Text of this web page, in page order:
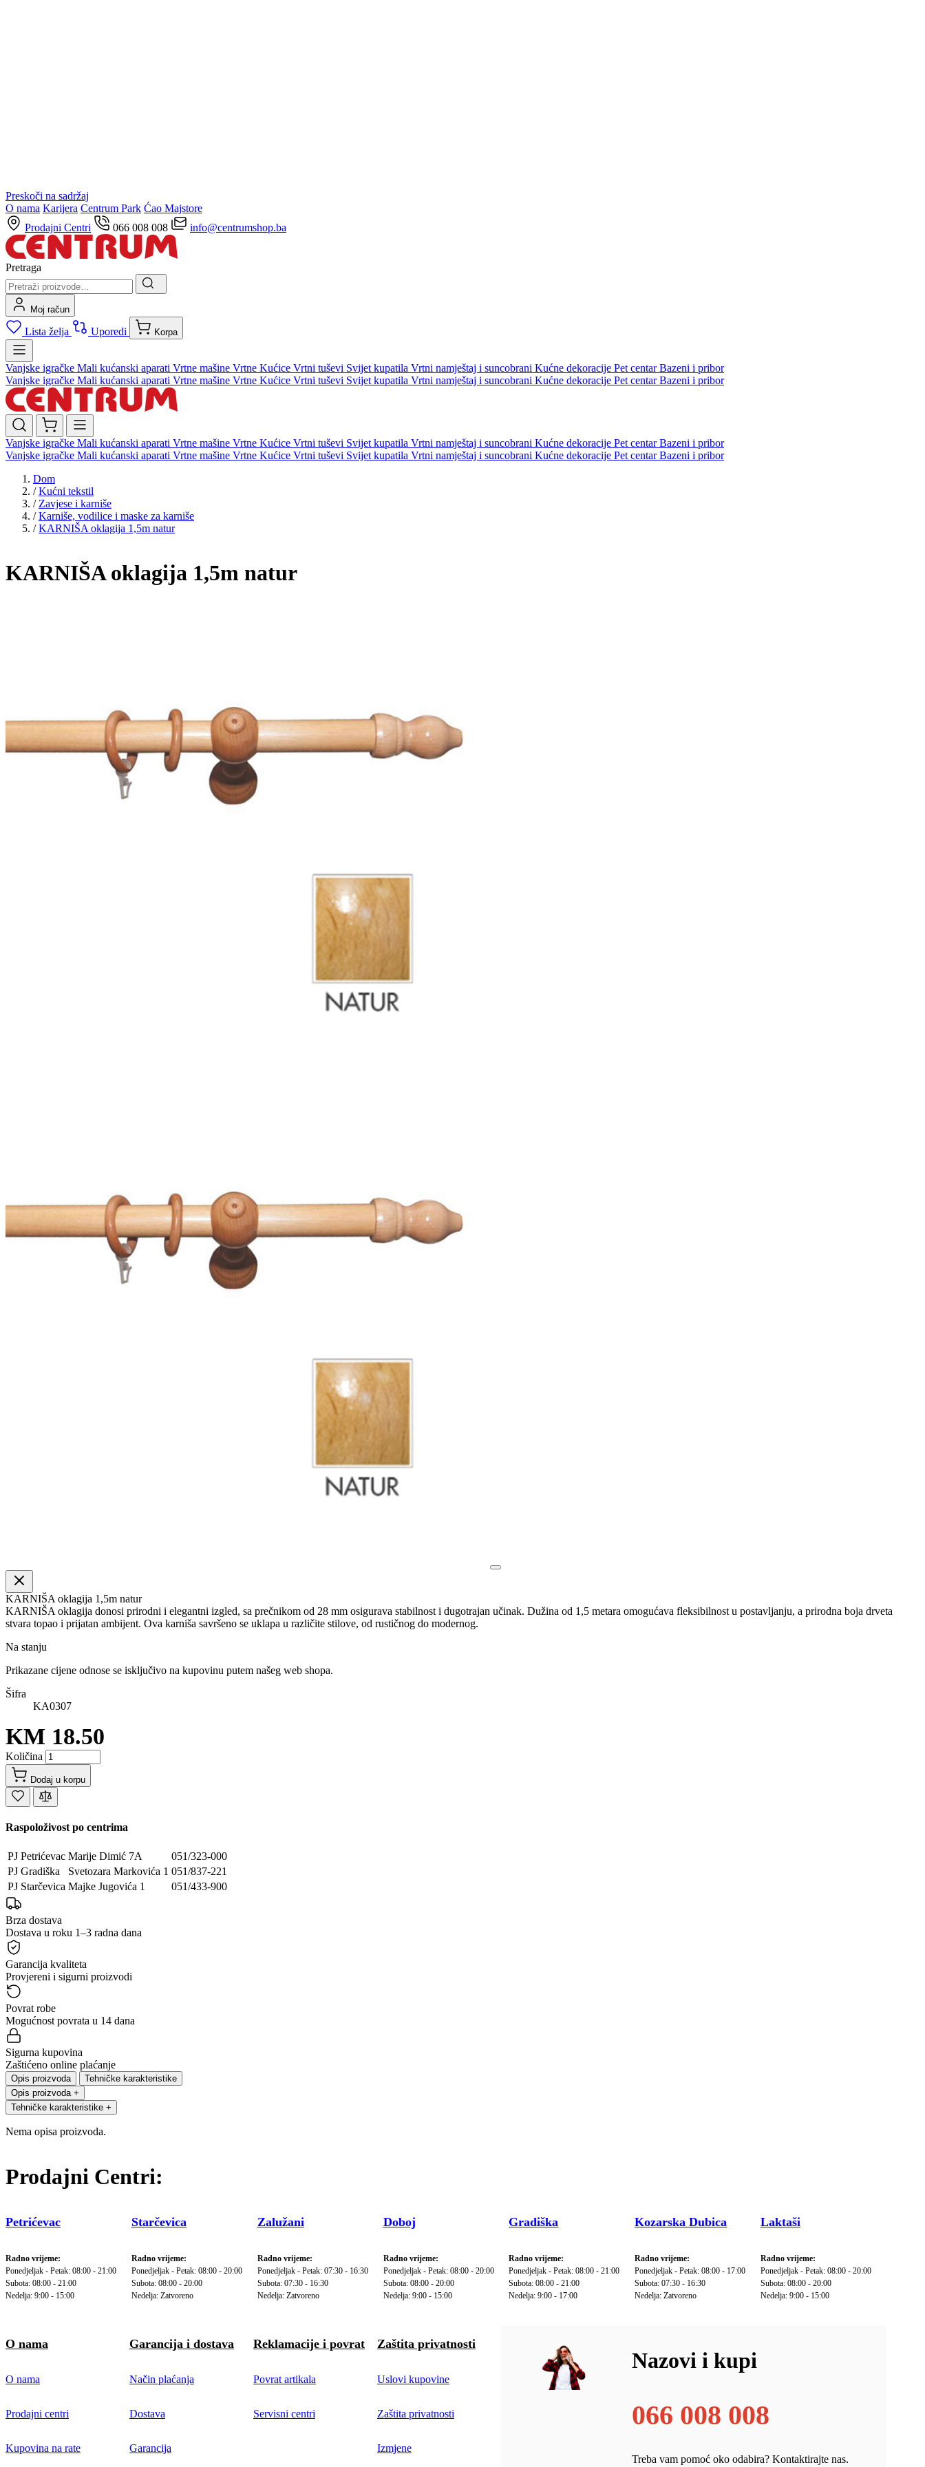
Preskoči na sadržaj
O nama Karijera Centrum Park Ćao Majstore
Prodajni Centri
066 008 008 info@centrumshop.ba
Pretraga
Moj račun
Lista želja Uporedi Korpa
Vanjske igračke Mali kućanski aparati Vrtne mašine Vrtne Kućice Vrtni tuševi Svijet kupatila Vrtni namještaj i suncobrani Kućne dekoracije Pet centarBazeni i pribor
Vanjske igračke Mali kućanski aparati Vrtne mašine Vrtne Kućice Vrtni tuševi Svijet kupatila Vrtni namještaj i suncobrani Kućne dekoracije Pet centarBazeni i pribor
Vanjske igračke Mali kućanski aparati Vrtne mašine Vrtne Kućice Vrtni tuševi Svijet kupatila Vrtni namještaj i suncobrani Kućne dekoracije Pet centarBazeni i pribor
Vanjske igračke Mali kućanski aparati Vrtne mašine Vrtne Kućice Vrtni tuševi Svijet kupatila Vrtni namještaj i suncobrani Kućne dekoracije Pet centarBazeni i pribor
Dom
/ Kućni tekstil
/ Zavjese i karniše
/ Karniše, vodilice i maske za karniše
/ KARNIŠA oklagija 1,5m natur
KARNIŠA oklagija 1,5m natur
KARNIŠA oklagija 1,5m natur
KARNIŠA oklagija donosi prirodni i elegantni izgled, sa prečnikom od 28 mm osigurava stabilnost i dugotrajan učinak. Dužina od 1,5 metara omogućava fleksibilnost u postavljanju, a prirodna boja drveta
stvara topao i prijatan ambijent. Ova karniša savršeno se uklapa u različite stilove, od rustičnog do modernog.
Na stanju
Prikazane cijene odnose se isključivo na kupovinu putem našeg web shopa.
Šifra
KA0307
KM 18.50
Količina
Dodaj u korpu
Raspoloživost po centrima
PJ Petrićevac Marije Dimić 7A
051/323-000
PJ Gradiška
Svetozara Markovića 1 051/837-221
PJ Starčevica Majke Jugovića 1 051/433-900
Brza dostava
Dostava u roku 1–3 radna dana
Garancija kvaliteta
Provjereni i sigurni proizvodi
Povrat robe
Mogućnost povrata u 14 dana
Sigurna kupovina
Zaštićeno online plaćanje
Opis proizvoda
Tehničke karakteristike
Opis proizvoda +
Tehničke karakteristike +
Nema opisa proizvoda.
Prodajni Centri:
Petrićevac
Radno vrijeme:
Ponedjeljak - Petak: 08:00 - 21:00
Subota: 08:00 - 21:00
Nedelja: 9:00 - 15:00
Starčevica
Radno vrijeme:
Ponedjeljak - Petak: 08:00 - 20:00
Subota: 08:00 - 20:00
Nedelja: Zatvoreno
Zalužani
Radno vrijeme:
Ponedjeljak - Petak: 07:30 - 16:30
Subota: 07:30 - 16:30
Nedelja: Zatvoreno
Doboj
Radno vrijeme:
Ponedjeljak - Petak: 08:00 - 20:00
Subota: 08:00 - 20:00
Nedelja: 9:00 - 15:00
Gradiška
Radno vrijeme:
Ponedjeljak - Petak: 08:00 - 21:00
Subota: 08:00 - 21:00
Nedelja: 9:00 - 17:00
Kozarska Dubica
Radno vrijeme:
Ponedjeljak - Petak: 08:00 - 17:00
Subota: 07:30 - 16:30
Nedelja: Zatvoreno
Laktaši
Radno vrijeme:
Ponedjeljak - Petak: 08:00 - 20:00
Subota: 08:00 - 20:00
Nedelja: 9:00 - 15:00
O nama
O nama
Prodajni centri
Kupovina na rate
Garancija i dostava
Način plaćanja
Dostava
Garancija
Reklamacije i povrat
Povrat artikala
Servisni centri
Zaštita privatnosti
Uslovi kupovine
Zaštita privatnosti
Izmjene
Nazovi i kupi
066 008 008
Treba vam pomoć oko odabira? Kontaktirajte nas.